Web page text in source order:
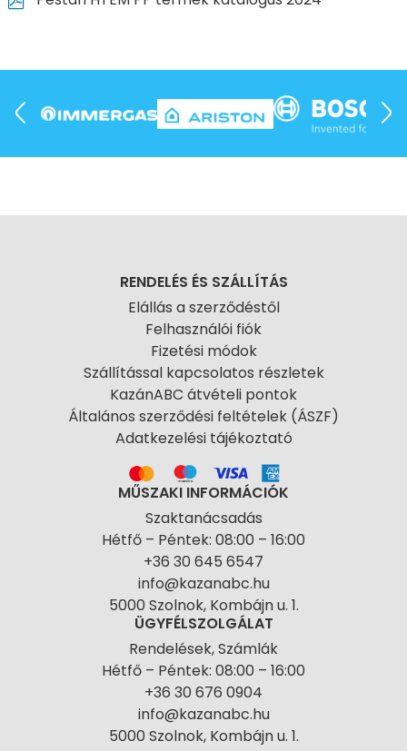
RENDELÉS ÉS SZÁLLÍTÁS
Elállás a szerződéstől
Felhasználói fiók
Fizetési módok
Szállítással kapcsolatos részletek
KazánABC átvételi pontok
Általános szerződési feltételek (ÁSZF)
Adatkezelési tájékoztató
MŰSZAKI INFORMÁCIÓK
Szaktanácsadás
Hétfő – Péntek: 08:00 – 16:00
+36 30 645 6547
info@kazanabc.hu
5000 Szolnok, Kombájn u. 1.
ÜGYFÉLSZOLGÁLAT
Rendelések, Számlák
Hétfő – Péntek: 08:00 – 16:00
+36 30 676 0904
info@kazanabc.hu
5000 Szolnok, Kombájn u. 1.